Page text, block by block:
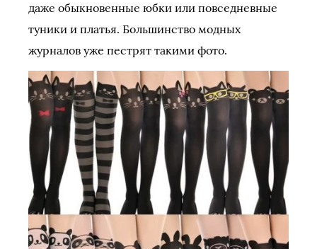
даже обыкновенные юбки или повседневные
туники и платья. Большинство модных
журналов уже пестрят такими фото.